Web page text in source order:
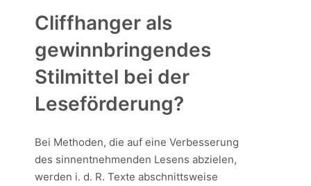
Cliffhanger als
gewinnbringendes
Stilmittel bei der
Leseförderung?
Bei Methoden, die auf eine Verbesserung
des sinnentnehmenden Lesens abzielen,
werden i. d. R. Texte abschnittsweise